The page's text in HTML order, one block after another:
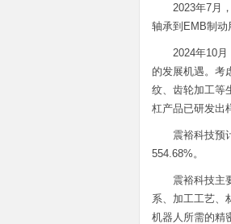
2023年7月
轴承到EMB制动
2024年10
的发展机遇。考
纹、齿轮加工等
杠产品已研发出
震裕科技预
554.68%。
震裕科技主
系、加工工艺、
机器人所需的精